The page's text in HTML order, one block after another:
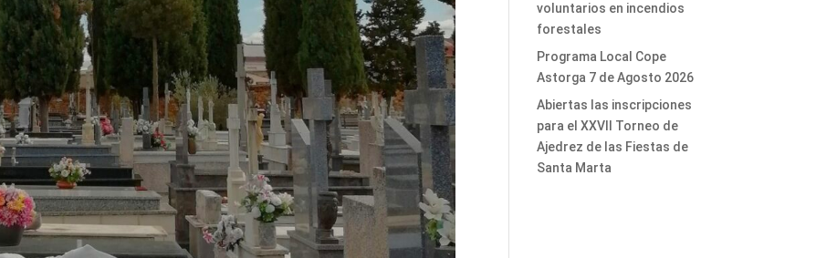
voluntarios en incendios
forestales
Programa Local Cope
Astorga 7 de Agosto 2026
Abiertas las inscripciones
para el XXVII Torneo de
Ajedrez de las Fiestas de
Santa Marta